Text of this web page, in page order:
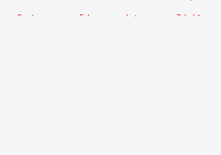
Fahrzeugangebote
Services Fahrzeugangebote Zubehör